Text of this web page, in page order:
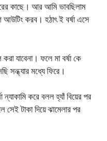
কাছে। আর আমি ভাবছিলাম
করব। হঠাৎ ই বর্ষা এসে
করা যাবেনা। ফলে মা বর্ষা কে
মধ্যে ফিরে।
করে বলল হ্যাঁ বিয়ের পর
টাকা দিয়ে ঝামেলার পর